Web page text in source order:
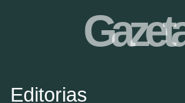
Editorias